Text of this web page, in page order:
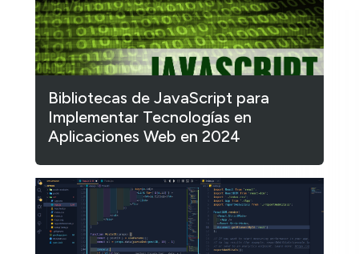
Bibliotecas de JavaScript para
Implementar Tecnologías en
Aplicaciones Web en 2024